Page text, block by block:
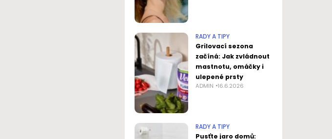
RADY A TIPY
Grilovací sezona
začíná: Jak zvládnout
mastnotu, omáčky i
ulepené prsty
ADMIN 16.6.2026
RADY A TIPY
Pusťte jaro domů: